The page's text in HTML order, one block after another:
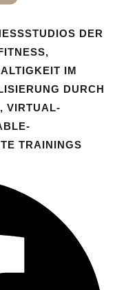
DER
,
IM
DURCH
, VIRTUAL-
TRAININGS